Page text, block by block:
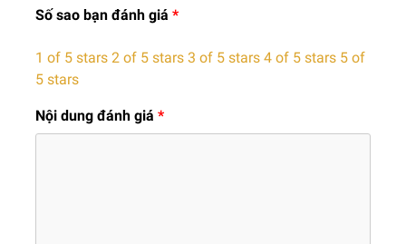
Số sao bạn đánh giá *
1 of 5 stars 2 of 5 stars 3 of 5 stars 4 of 5 stars 5 of
5 stars
Nội dung đánh giá *